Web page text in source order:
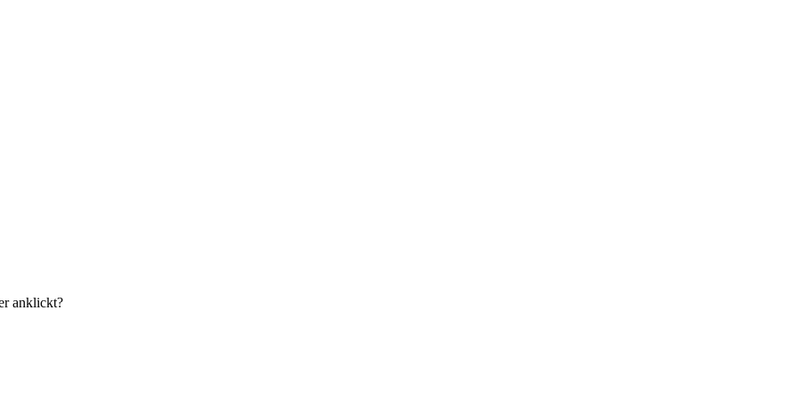
anklickt?